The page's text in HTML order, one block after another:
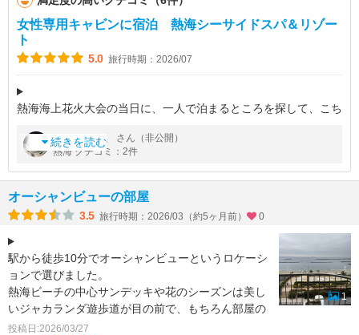
女性専用キャビンに宿泊 熱海シーサイドスパ＆リゾー
ト
5.0 旅行時期：2026/07
熱海海上花火大会の当日に、一人で泊まるところを探して、こち
が、泊まるだけなら十分でした。
閑散期の平日なら、朝食付きで８０００円台で泊まれる
続きを読む
by雪豹の旅。
さん（非公開）
熱海 クチコミ：2件
オーシャンビューの部屋
3.5 旅行時期：2026/03（約5ヶ月前） 0
駅から徒歩10分でオーシャンビューというロケーシ
ョンで選びました。
熱海ビーチの中心サンデッキや花のシーズンは美し
いジャカランダ遊歩道が目の前で、もちろん部屋の
窓からの景色はワイドオーシャンビュー。
投稿日:2026/03/27
1